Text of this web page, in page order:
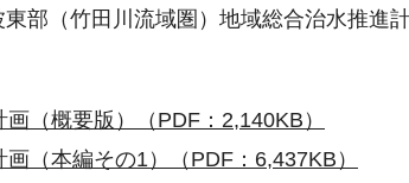
部（竹田川流域圏）地域総合治水推進
（概要版）（PDF：2,140KB）
（本編その1）（PDF：6,437KB）